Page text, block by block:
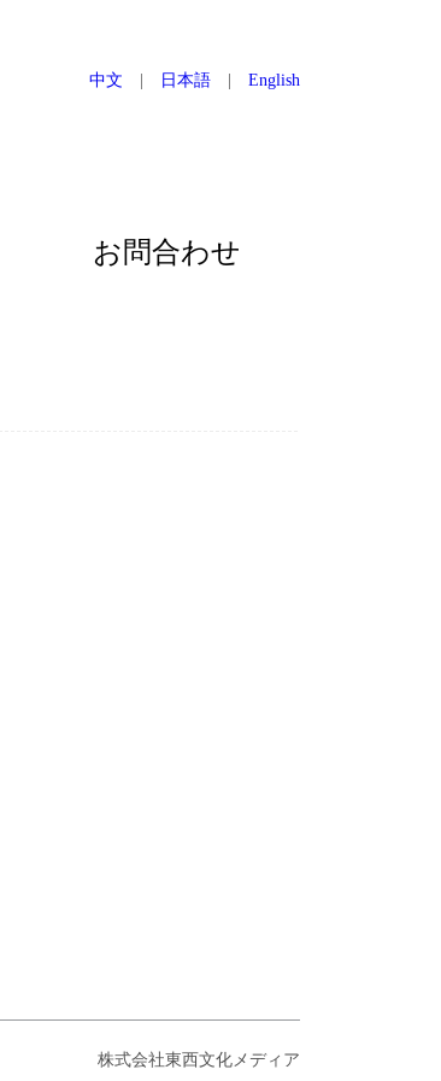
中文 日本語 English
お問合わせ
株式会社東西文化メディア